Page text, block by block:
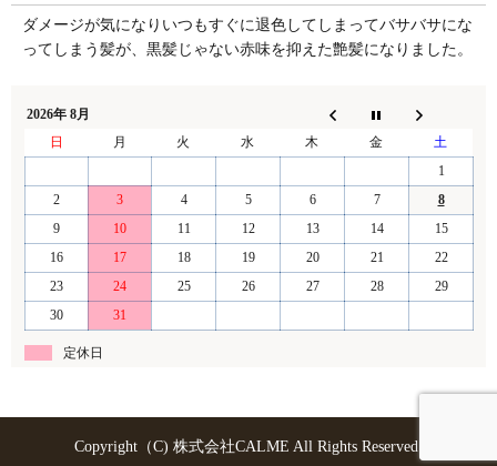
ダメージが気になりいつもすぐに退色してしまってバサバサにな
ってしまう髪が、黒髪じゃない赤味を抑えた艶髪になりました。
2026年 8月
日
月 火 水 木 金
土
1
2
3 4 5 6 7
8
9
10 11 12 13 14
15
16
17 18 19 20 21
22
23
24 25 26 27 28
29
30
31
定休日
Copyright（C) 株式会社CALME All Rights Reserved.